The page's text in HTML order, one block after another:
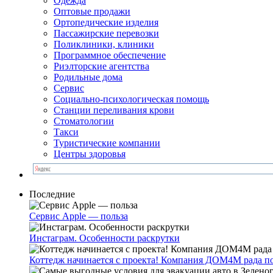
Оптовые продажи
Ортопедические изделия
Пассажирские перевозки
Поликлиники, клиники
Программное обеспечение
Риэлторские агентства
Родильные дома
Сервис
Социально-психологическая помощь
Станции переливания крови
Стоматологии
Такси
Туристические компании
Центры здоровья
Последние
Сервис Apple — польза
Инстаграм. Особенности раскрутки
Коттедж начинается с проекта! Компания ДОМ4М рада